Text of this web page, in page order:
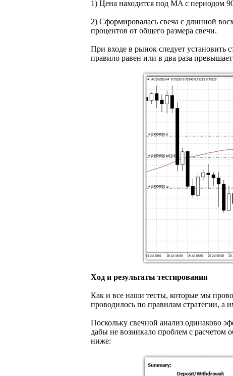
1) Цена находится под MA с периодом
2) Сформировалась свеча с длинной
процентов от общего размера свечи.
При входе в рынок следует установить
правило равен или в два раза
Ход и результаты тестирования
Как и все наши тесты, которые мы
проводилось по правилам стратегии, а
Поскольку свечной анализ одинаково
дабы не возникало проблем с расчетом
ниже: